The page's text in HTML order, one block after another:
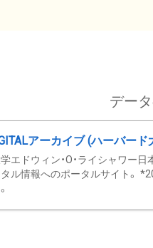
デー
アーカイブ (ハーバー
エドウィン・O・ライシャワー
ル情報へのポータルサイト。